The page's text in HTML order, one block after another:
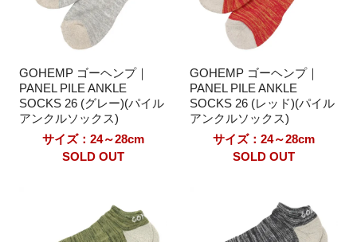
GOHEMP ゴーヘンプ｜
PANEL PILE ANKLE
SOCKS 26 (グレー)(パイル
アンクルソックス)
サイズ：24～28cm
SOLD OUT
GOHEMP ゴーヘンプ｜
PANEL PILE ANKLE
SOCKS 26 (レッド)(パイル
アンクルソックス)
サイズ：24～28cm
SOLD OUT